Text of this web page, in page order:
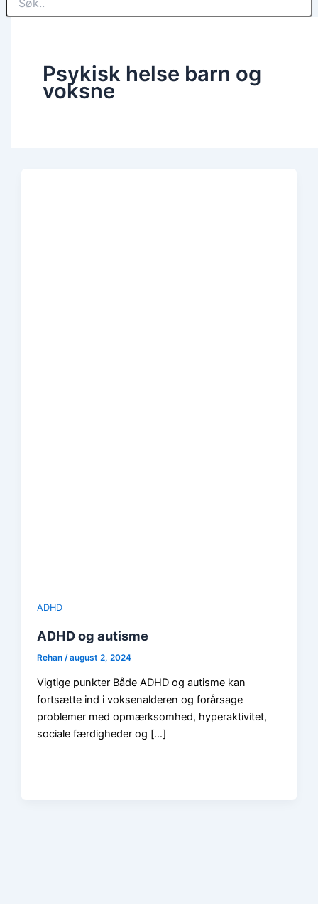
Psykisk helse barn og
voksne
ADHD
ADHD og autisme
Rehan/august 2, 2024
Vigtige punkter Både ADHD og autisme kan
fortsætte ind i voksenalderen og forårsage
problemer med opmærksomhed, hyperaktivitet,
sociale færdigheder og […]